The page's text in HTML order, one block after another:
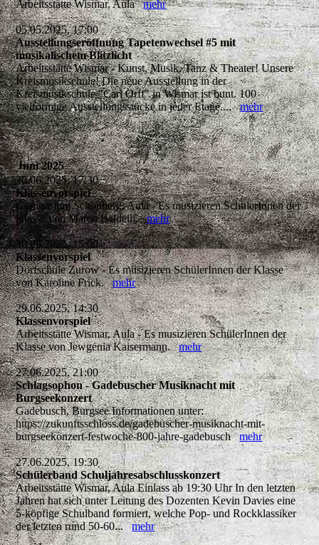
Arbeitsstätte Wismar, Aulamehr
05.05.2025, 17:00
Ausstellungseröffnung Tapetenwechsel #5 mit
musikalischem Blitzlicht
Arbeitsstätte Wismar - Kunst, Musik, Tanz & Theater! Unsere
Kreismusikschule! Die neue Ausstellung in der
Kreismusikschule "Carl Orff" in Wismar ist bunt. 100
vielförmige Ausstellungsstücke in jeder Etage....mehr
Juni 2025
30.06.2025, 17:30
Klassenvorspiel
Gymnasium Schönberg, Aula - Es musizieren SchülerInnen der
Klasse von Marco Baldelli.mehr
30.06.2025, 15:00
Klassenvorspiel
Dorfschule Zurow - Es musizieren SchülerInnen der Klasse
von Karoline Frick.mehr
29.06.2025, 14:30
Klassenvorspiel
Arbeitsstätte Wismar, Aula - Es musizieren SchülerInnen der
Klasse von Jewgenia Kaisermann.mehr
27.06.2025, 21:00
Schlagsophon - Gadebuscher Musiknacht mit
Burgseekonzert
Gadebusch, Burgsee Informationen unter:
https://zukunftsschloss.de/gadebuscher-musiknacht-mit-
burgseekonzert-festwoche-800-jahre-gadebuschmehr
27.06.2025, 19:30
Schülerband Schuljahresabschlusskonzert
Arbeitsstätte Wismar, Aula Einlass ab 19:30 Uhr In den letzten
Jahren hat sich unter Leitung des Dozenten Kevin Davies eine
5-köpfige Schulband formiert, welche Pop- und Rockklassiker
der letzten rund 50-60...mehr